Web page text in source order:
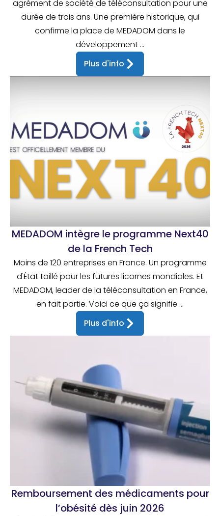
agrément de société de téléconsultation pour une
durée de trois ans. Une première historique, qui
confirme la place de MEDADOM dans le
développement ...
Plus d'info
MEDADOM intègre le programme Next40
de la French Tech
Moins de 120 entreprises en France. Un programme
d'État taillé pour les futures licornes mondiales. Et
MEDADOM, leader de la téléconsultation en France,
en fait partie. Voici ce que ça signifie ...
Plus d'info
Remboursement des médicaments pour
l’obésité dès juin 2026